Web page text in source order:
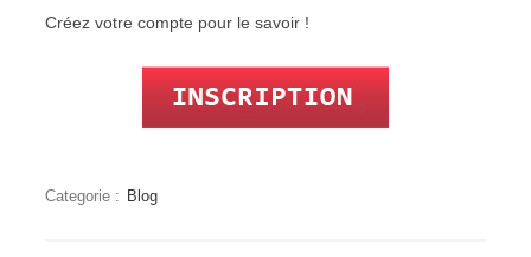
Créez votre compte pour le savoir !
Categorie : Blog